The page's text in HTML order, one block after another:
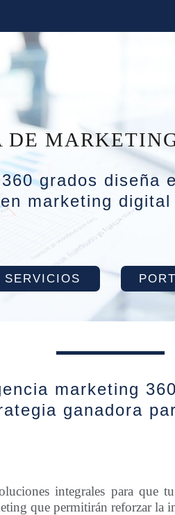
DE
grados diseña
marketing digital
SERVICIOS
marketing
ganadora
integrales para que
que permitirán reforzar la